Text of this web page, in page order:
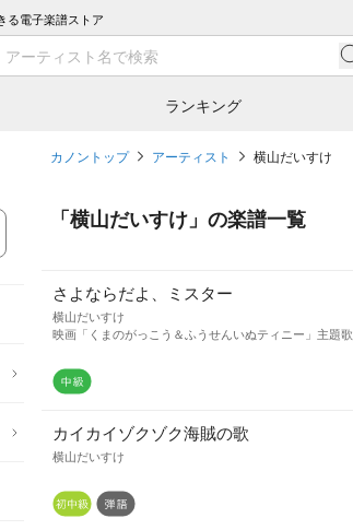
る電子楽譜ストア
ランキング
カノントップ アーティスト 横山だいすけ
「 横山だいすけ 」の楽譜一覧
さよならだよ、ミスター
横山だいすけ
映画「くまのがっこう＆ふうせんいぬティニー」主題歌
カイカイゾクゾク海賊の歌
横山だいすけ